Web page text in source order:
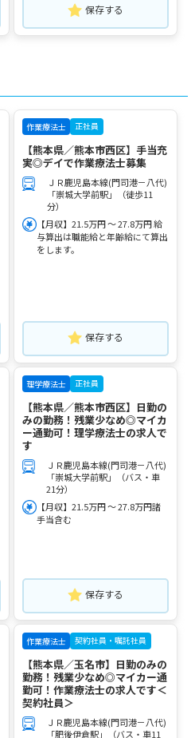
保存する
作業療法士 正社員
【熊本県／熊本市西区】手当充
実◎デイで作業療法士募集
ＪＲ鹿児島本線(門司港－八代)
「崇城大学前駅」（徒歩11
分）
【月収】21.5万円 ～ 27.8万円 給
与算出は職能給と年齢給にて算出
をします。
保存する
理学療法士 正社員
【熊本県／熊本市西区】日勤の
みの勤務！残業少なめ◎マイカ
ー通勤可！理学療法士の求人で
す
ＪＲ鹿児島本線(門司港－八代)
「崇城大学前駅」（バス・車
21分）
【月収】21.5万円 ～ 27.8万円諸
手当含む
保存する
作業療法士 契約社員・嘱託社員
【熊本県／玉名市】日勤のみの
勤務！残業少なめ◎マイカー通
勤可！作業療法士の求人です＜
契約社員＞
ＪＲ鹿児島本線(門司港－八代)
「肥後伊倉駅」（バス・車11